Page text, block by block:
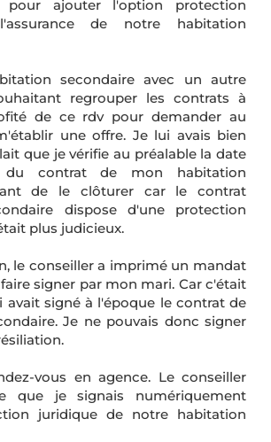
pour ajouter l'option protection
de notre habitation
secondaire avec un autre
regrouper les contrats à
de ce rdv pour demander au
une offre. Je lui avais bien
que je vérifie au préalable la date
du contrat de mon habitation
de le clôturer car le contrat
dispose d'une protection
plus judicieux.
le conseiller a imprimé un mandat
signer par mon mari. Car c'était
avait signé à l'époque le contrat de
Je ne pouvais donc signer
vous en agence. Le conseiller
que je signais numériquement
juridique de notre habitation